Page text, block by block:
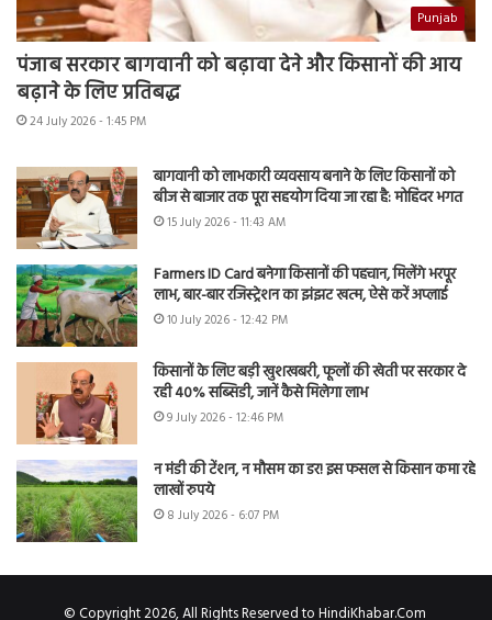
Punjab
पंजाब सरकार बागवानी को बढ़ावा देने और किसानों की आय
बढ़ाने के लिए प्रतिबद्ध
24 July 2026 - 1:45 PM
बागवानी को लाभकारी व्यवसाय बनाने के लिए किसानों को
बीज से बाजार तक पूरा सहयोग दिया जा रहा है: मोहिंदर भगत
15 July 2026 - 11:43 AM
Farmers ID Card बनेगा किसानों की पहचान, मिलेंगे भरपूर
लाभ, बार-बार रजिस्ट्रेशन का झंझट खत्म, ऐसे करें अप्लाई
10 July 2026 - 12:42 PM
किसानों के लिए बड़ी खुशखबरी, फूलों की खेती पर सरकार दे
रही 40% सब्सिडी, जानें कैसे मिलेगा लाभ
9 July 2026 - 12:46 PM
न मंडी की टेंशन, न मौसम का डर! इस फसल से किसान कमा रहे
लाखों रुपये
8 July 2026 - 6:07 PM
© Copyright 2026, All Rights Reserved to HindiKhabar.Com